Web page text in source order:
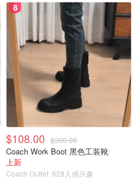
8
$108.00 $360.00
Coach Work Boot 黑色工装靴
上新
Coach Outlet 628人感兴趣